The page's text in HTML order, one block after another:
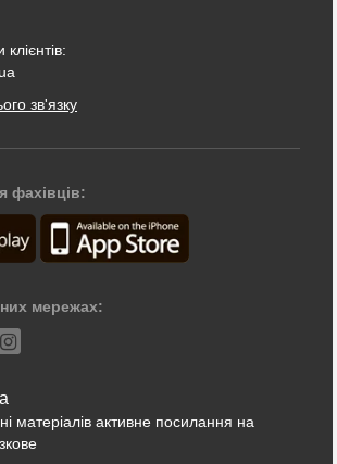
зв'язку
фахівців:
мережах:
матеріалів активне посилання на